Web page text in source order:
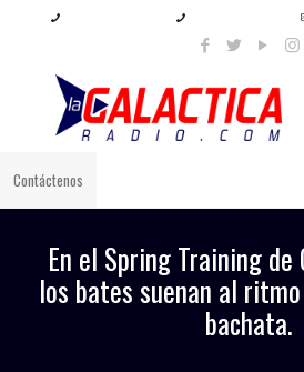
Contáctenos
En el Spring Training de
los bates suenan al
bachata.